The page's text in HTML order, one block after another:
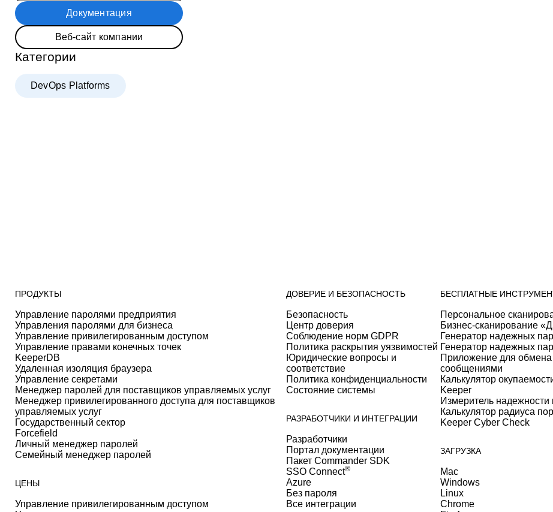
Документация
Веб-сайт компании
Категории
DevOps Platforms
ПРОДУКТЫ
Управление паролями предприятия
Управления паролями для бизнеса
Управление привилегированным доступом
Управление правами конечных точек
KeeperDB
Удаленная изоляция браузера
Управление секретами
Менеджер паролей для поставщиков управляемых услуг
Менеджер привилегированного доступа для поставщиков
управляемых услуг
Государственный сектор
Forcefield
Личный менеджер паролей
Семейный менеджер паролей
ЦЕНЫ
Управление привилегированным доступом
ДОВЕРИЕ И БЕЗОПАСНОСТЬ
Безопасность
Центр доверия
Соблюдение норм GDPR
Политика раскрытия уязвимостей
Юридические вопросы и
соответствие
Политика конфиденциальности
Состояние системы
РАЗРАБОТЧИКИ И ИНТЕГРАЦИИ
Разработчики
Портал документации
Пакет Commander SDK
SSO Connect®
Azure
Без пароля
Все интеграции
БЕСПЛАТНЫЕ
Персональное
Бизнес-сканирование
Генератор надежных
Генератор надежных
Приложение для
сообщениями
Калькулятор
Keeper
Измеритель надежности
Калькулятор радиуса
Keeper Cyber Check
ЗАГРУЗКА
Mac
Windows
Linux
Chrome